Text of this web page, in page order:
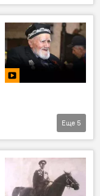
войне
войне
Еще 5